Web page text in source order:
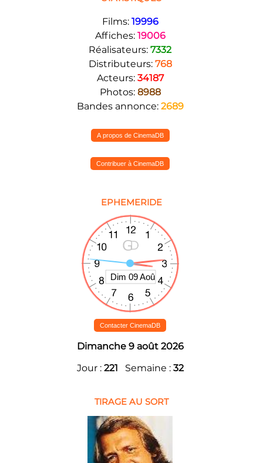
Films: 19996
Affiches: 19006
Réalisateurs: 7332
Distributeurs: 768
Acteurs: 34187
Photos: 8988
Bandes annonce: 2689
A propos de CinemaDB
Contribuer à CinemaDB
EPHEMERIDE
Contacter CinemaDB
Dimanche 9 août 2026
Jour : 221 Semaine : 32
TIRAGE AU SORT